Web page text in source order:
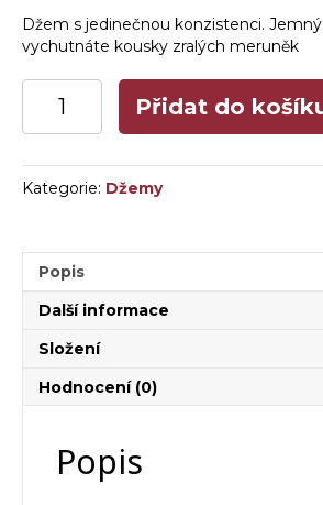
Džem s jedinečnou konzistenci.
vychutnáte kousky zralých meruněk
Meruňkový
džem
množství
Přidat do
Kategorie: Džemy
Popis
Další informace
Složení
Hodnocení (0)
Popis